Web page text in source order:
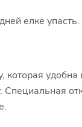
елке упасть.